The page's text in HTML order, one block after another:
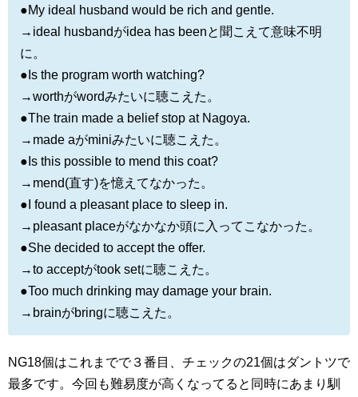
●My ideal husband would be rich and gentle.
→ideal husbandがidea has beenと聞こえて意味不明
に。
●Is the program worth watching?
→worthがwordみたいに聴こえた。
●The train made a belief stop at Nagoya.
→made aがminiみたいに聴こえた。
●Is this possible to mend this coat?
→mend(直す)を憶えてなかった。
●I found a pleasant place to sleep in.
→pleasant placeがなかなか頭に入ってこなかった。
●She decided to accept the offer.
→to acceptがtook setに聴こえた。
●Too much drinking may damage your brain.
→brainがbringに聴こえた。
NG18個はこれまでで３番目、チェックの21個はダントツで
最多です。今回も難易度が高くなってると同時にあまり馴